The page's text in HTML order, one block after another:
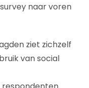
naar voren
ziet zichzelf
van social